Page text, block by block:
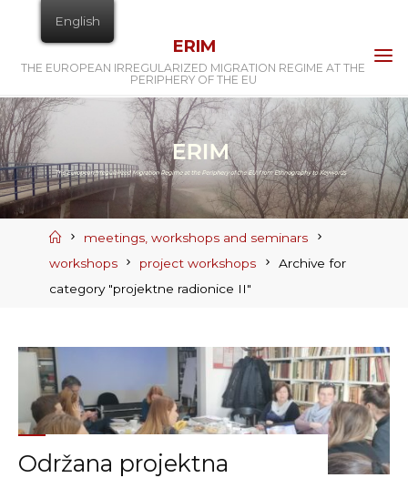
content
ERIM
THE EUROPEAN IRREGULARIZED MIGRATION REGIME AT THE
PERIPHERY OF THE EU
Home
meetings, workshops and seminars
workshops
project workshops
Archive for
category "projektne radionice II"
Održana projektna
English